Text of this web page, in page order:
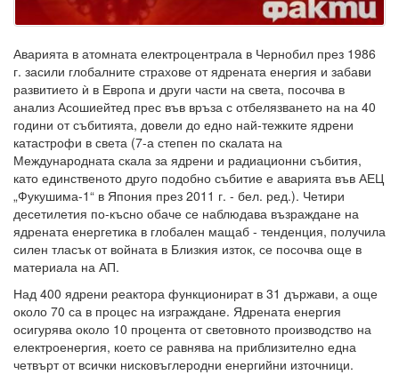
Аварията в атомната електроцентрала в Чернобил през 1986
г. засили глобалните страхове от ядрената енергия и забави
развитието ѝ в Европа и други части на света, посочва в
анализ Асошиейтед прес във връза с отбелязването на на 40
години от събитията, довели до едно най-тежките ядрени
катастрофи в света (7-а степен по скалата на
Международната скала за ядрени и радиационни събития,
като единственото друго подобно събитие е аварията във АЕЦ
„Фукушима-1“ в Япония през 2011 г. - бел. ред.). Четири
десетилетия по-късно обаче се наблюдава възраждане на
ядрената енергетика в глобален мащаб - тенденция, получила
силен тласък от войната в Близкия изток, се посочва още в
материала на АП.
Над 400 ядрени реактора функционират в 31 държави, а още
около 70 са в процес на изграждане. Ядрената енергия
осигурява около 10 процента от световното производство на
електроенергия, което се равнява на приблизително една
четвърт от всички нисковъглеродни енергийни източници.